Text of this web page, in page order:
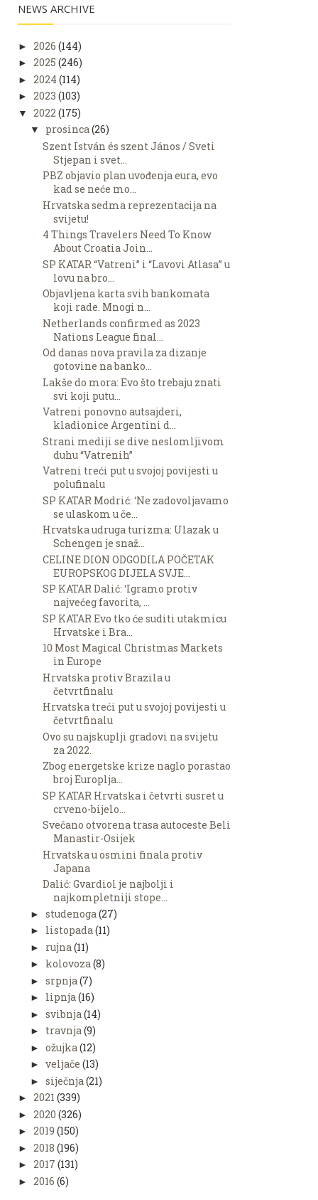
NEWS ARCHIVE
► 2026 (144)
► 2025 (246)
► 2024 (114)
► 2023 (103)
▼ 2022 (175)
▼ prosinca(26)
Szent István és szent János / Sveti
Stjepan i svet...
PBZ objavio plan uvođenja eura, evo
kad se neće mo...
Hrvatska sedma reprezentacija na
svijetu!
4 Things Travelers Need To Know
About Croatia Join...
SP KATAR “Vatreni” i “Lavovi Atlasa” u
lovu na bro...
Objavljena karta svih bankomata
koji rade. Mnogi n...
Netherlands confirmed as 2023
Nations League final...
Od danas nova pravila za dizanje
gotovine na banko...
Lakše do mora: Evo što trebaju znati
svi koji putu...
Vatreni ponovno autsajderi,
kladionice Argentini d...
Strani mediji se dive neslomljivom
duhu “Vatrenih”
Vatreni treći put u svojoj povijesti u
polufinalu
SP KATAR Modrić: ‘Ne zadovoljavamo
se ulaskom u če...
Hrvatska udruga turizma: Ulazak u
Schengen je snaž...
CELINE DION ODGODILA POČETAK
EUROPSKOG DIJELA SVJE...
SP KATAR Dalić: ‘Igramo protiv
najvećeg favorita, ...
SP KATAR Evo tko će suditi utakmicu
Hrvatske i Bra...
10 Most Magical Christmas Markets
in Europe
Hrvatska protiv Brazila u
četvrtfinalu
Hrvatska treći put u svojoj povijesti u
četvrtfinalu
Ovo su najskuplji gradovi na svijetu
za 2022.
Zbog energetske krize naglo porastao
broj Europlja...
SP KATAR Hrvatska i četvrti susret u
crveno-bijelo...
Svečano otvorena trasa autoceste Beli
Manastir-Osijek
Hrvatska u osmini finala protiv
Japana
Dalić: Gvardiol je najbolji i
najkompletniji stope...
► studenoga (27)
► listopada(11)
► rujna (11)
► kolovoza(8)
► srpnja (7)
► lipnja(16)
► svibnja (14)
► travnja(9)
► ožujka (12)
► veljače (13)
► siječnja (21)
► 2021 (339)
► 2020 (326)
► 2019 (150)
► 2018 (196)
► 2017 (131)
► 2016 (6)